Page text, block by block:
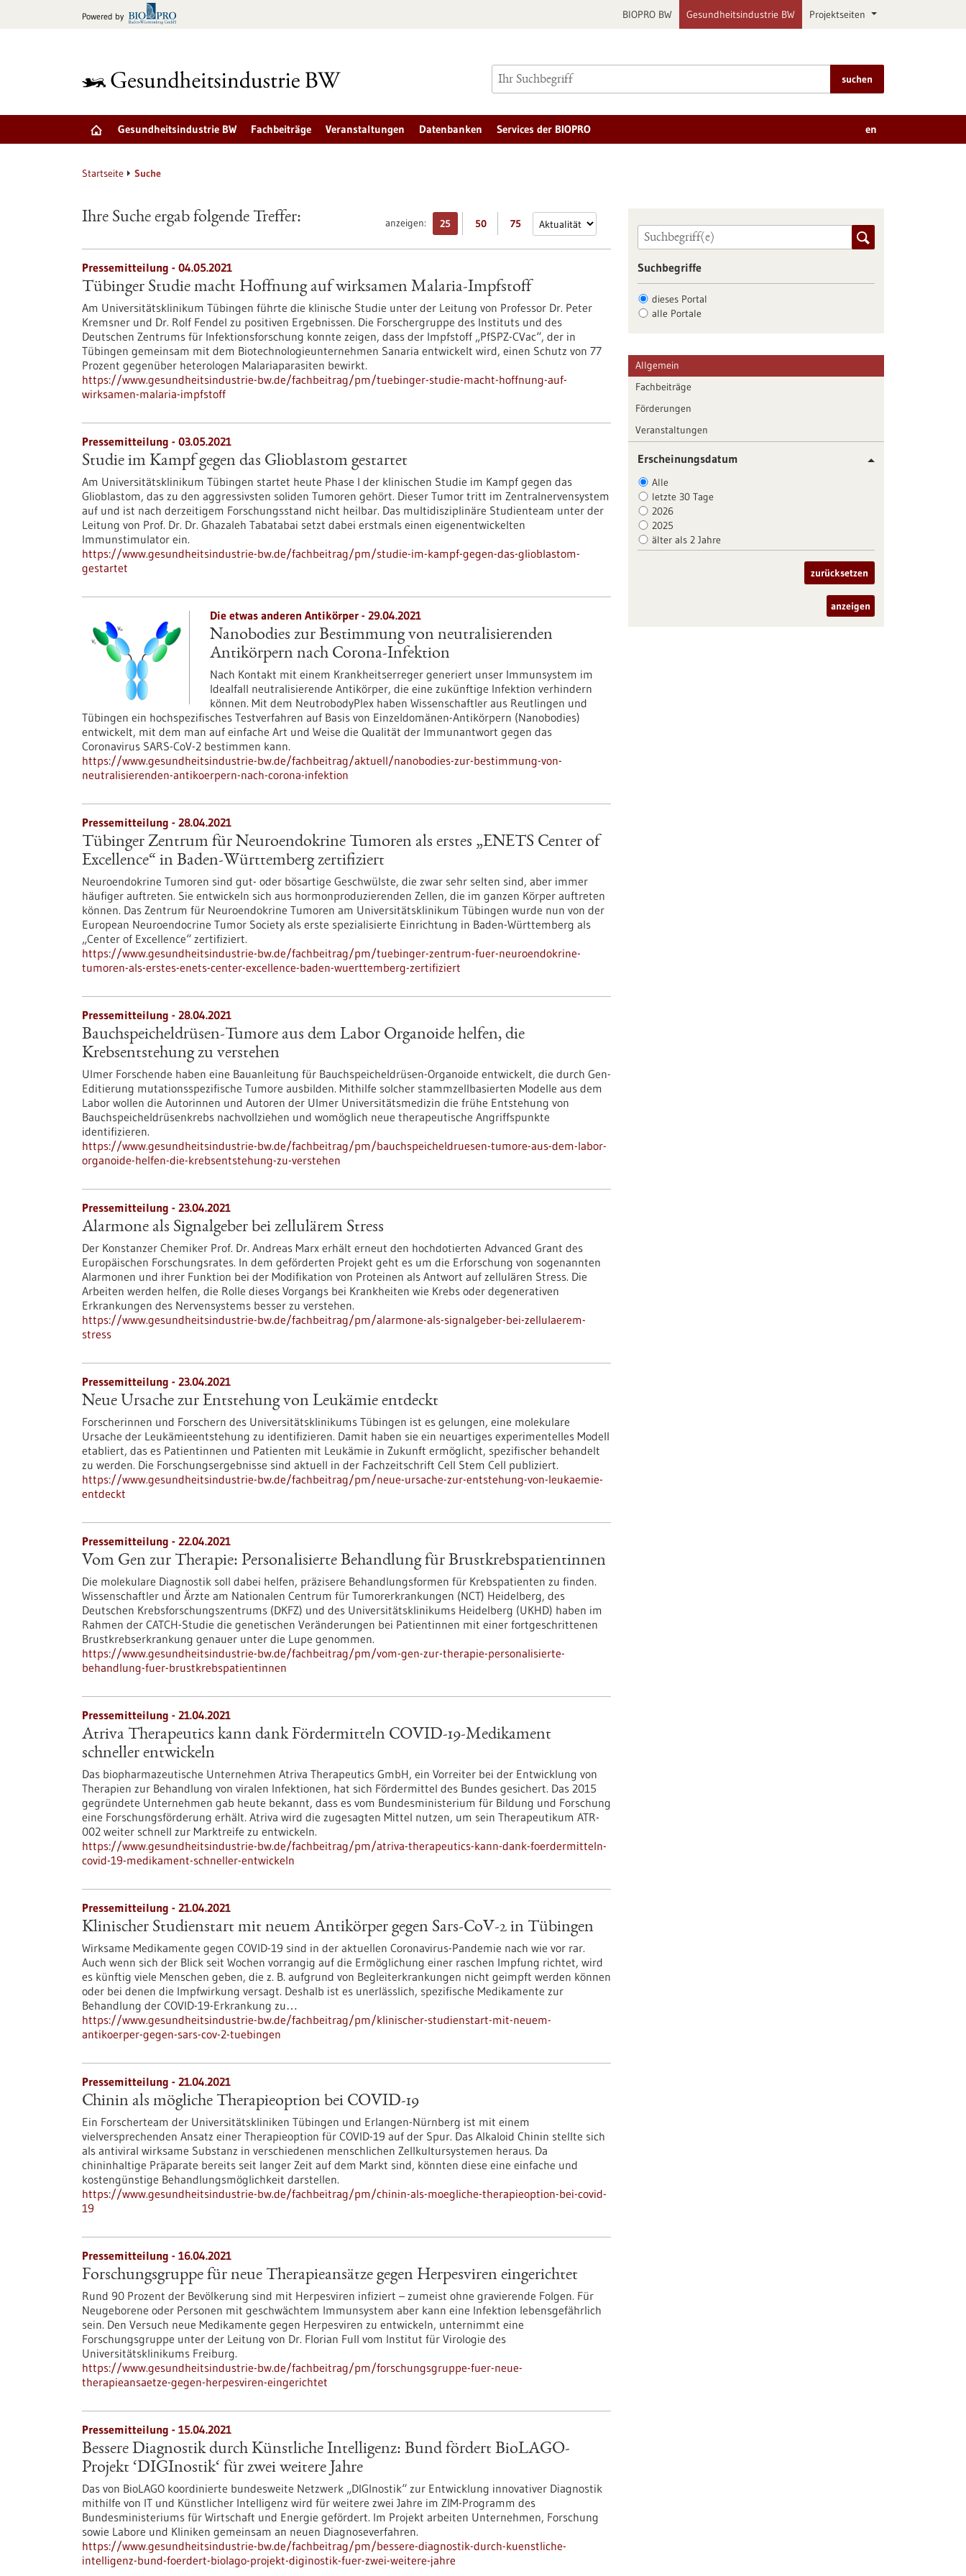
Powered by BIOPRO BW Gesundheitsindustrie BW Projektseiten
suchen
Gesundheitsindustrie BW Fachbeiträge Veranstaltungen Datenbanken Services der BIOPRO en
Startseite Suche
anzeigen: 25 50 75
Ihre Suche ergab folgende Treffer:
Pressemitteilung - 04.05.2021
Tübinger Studie macht Hoffnung auf wirksamen Malaria-Impfstoff
Am Universitätsklinikum Tübingen führte die klinische Studie unter der Leitung von Professor Dr. Peter
Kremsner und Dr. Rolf Fendel zu positiven Ergebnissen. Die Forschergruppe des Instituts und des
Deutschen Zentrums für Infektionsforschung konnte zeigen, dass der Impfstoff „PfSPZ-CVac“, der in
Tübingen gemeinsam mit dem Biotechnologieunternehmen Sanaria entwickelt wird, einen Schutz von 77
Prozent gegenüber heterologen Malariaparasiten bewirkt.
https://www.gesundheitsindustrie-bw.de/fachbeitrag/pm/tuebinger-studie-macht-hoffnung-auf-
wirksamen-malaria-impfstoff
Pressemitteilung - 03.05.2021
Studie im Kampf gegen das Glioblastom gestartet
Am Universitätsklinikum Tübingen startet heute Phase I der klinischen Studie im Kampf gegen das
Glioblastom, das zu den aggressivsten soliden Tumoren gehört. Dieser Tumor tritt im Zentralnervensystem
auf und ist nach derzeitigem Forschungsstand nicht heilbar. Das multidisziplinäre Studienteam unter der
Leitung von Prof. Dr. Dr. Ghazaleh Tabatabai setzt dabei erstmals einen eigenentwickelten
Immunstimulator ein.
https://www.gesundheitsindustrie-bw.de/fachbeitrag/pm/studie-im-kampf-gegen-das-glioblastom-
gestartet
Die etwas anderen Antikörper - 29.04.2021
Nanobodies zur Bestimmung von neutralisierenden
Antikörpern nach Corona-Infektion
Nach Kontakt mit einem Krankheitserreger generiert unser Immunsystem im
Idealfall neutralisierende Antikörper, die eine zukünftige Infektion verhindern
können. Mit dem NeutrobodyPlex haben Wissenschaftler aus Reutlingen und
Tübingen ein hochspezifisches Testverfahren auf Basis von Einzeldomänen-Antikörpern (Nanobodies)
entwickelt, mit dem man auf einfache Art und Weise die Qualität der Immunantwort gegen das
Coronavirus SARS-CoV-2 bestimmen kann.
https://www.gesundheitsindustrie-bw.de/fachbeitrag/aktuell/nanobodies-zur-bestimmung-von-
neutralisierenden-antikoerpern-nach-corona-infektion
Pressemitteilung - 28.04.2021
Tübinger Zentrum für Neuroendokrine Tumoren als erstes „ENETS Center of
Excellence“ in Baden-Württemberg zertifiziert
Neuroendokrine Tumoren sind gut- oder bösartige Geschwülste, die zwar sehr selten sind, aber immer
häufiger auftreten. Sie entwickeln sich aus hormonproduzierenden Zellen, die im ganzen Körper auftreten
können. Das Zentrum für Neuroendokrine Tumoren am Universitätsklinikum Tübingen wurde nun von der
European Neuroendocrine Tumor Society als erste spezialisierte Einrichtung in Baden-Württemberg als
„Center of Excellence“ zertifiziert.
https://www.gesundheitsindustrie-bw.de/fachbeitrag/pm/tuebinger-zentrum-fuer-neuroendokrine-
tumoren-als-erstes-enets-center-excellence-baden-wuerttemberg-zertifiziert
Pressemitteilung - 28.04.2021
Bauchspeicheldrüsen-Tumore aus dem Labor Organoide helfen, die
Krebsentstehung zu verstehen
Ulmer Forschende haben eine Bauanleitung für Bauchspeicheldrüsen-Organoide entwickelt, die durch Gen-
Editierung mutationsspezifische Tumore ausbilden. Mithilfe solcher stammzellbasierten Modelle aus dem
Labor wollen die Autorinnen und Autoren der Ulmer Universitätsmedizin die frühe Entstehung von
Bauchspeicheldrüsenkrebs nachvollziehen und womöglich neue therapeutische Angriffspunkte
identifizieren.
https://www.gesundheitsindustrie-bw.de/fachbeitrag/pm/bauchspeicheldruesen-tumore-aus-dem-labor-
organoide-helfen-die-krebsentstehung-zu-verstehen
Pressemitteilung - 23.04.2021
Alarmone als Signalgeber bei zellulärem Stress
Der Konstanzer Chemiker Prof. Dr. Andreas Marx erhält erneut den hochdotierten Advanced Grant des
Europäischen Forschungsrates. In dem geförderten Projekt geht es um die Erforschung von sogenannten
Alarmonen und ihrer Funktion bei der Modifikation von Proteinen als Antwort auf zellulären Stress. Die
Arbeiten werden helfen, die Rolle dieses Vorgangs bei Krankheiten wie Krebs oder degenerativen
Erkrankungen des Nervensystems besser zu verstehen.
https://www.gesundheitsindustrie-bw.de/fachbeitrag/pm/alarmone-als-signalgeber-bei-zellulaerem-
stress
Pressemitteilung - 23.04.2021
Neue Ursache zur Entstehung von Leukämie entdeckt
Forscherinnen und Forschern des Universitätsklinikums Tübingen ist es gelungen, eine molekulare
Ursache der Leukämieentstehung zu identifizieren. Damit haben sie ein neuartiges experimentelles Modell
etabliert, das es Patientinnen und Patienten mit Leukämie in Zukunft ermöglicht, spezifischer behandelt
zu werden. Die Forschungsergebnisse sind aktuell in der Fachzeitschrift Cell Stem Cell publiziert.
https://www.gesundheitsindustrie-bw.de/fachbeitrag/pm/neue-ursache-zur-entstehung-von-leukaemie-
entdeckt
Pressemitteilung - 22.04.2021
Vom Gen zur Therapie: Personalisierte Behandlung für Brustkrebspatientinnen
Die molekulare Diagnostik soll dabei helfen, präzisere Behandlungsformen für Krebspatienten zu finden.
Wissenschaftler und Ärzte am Nationalen Centrum für Tumorerkrankungen (NCT) Heidelberg, des
Deutschen Krebsforschungszentrums (DKFZ) und des Universitätsklinikums Heidelberg (UKHD) haben im
Rahmen der CATCH-Studie die genetischen Veränderungen bei Patientinnen mit einer fortgeschrittenen
Brustkrebserkrankung genauer unter die Lupe genommen.
https://www.gesundheitsindustrie-bw.de/fachbeitrag/pm/vom-gen-zur-therapie-personalisierte-
behandlung-fuer-brustkrebspatientinnen
Pressemitteilung - 21.04.2021
Atriva Therapeutics kann dank Fördermitteln COVID-19-Medikament
schneller entwickeln
Das biopharmazeutische Unternehmen Atriva Therapeutics GmbH, ein Vorreiter bei der Entwicklung von
Therapien zur Behandlung von viralen Infektionen, hat sich Fördermittel des Bundes gesichert. Das 2015
gegründete Unternehmen gab heute bekannt, dass es vom Bundesministerium für Bildung und Forschung
eine Forschungsförderung erhält. Atriva wird die zugesagten Mittel nutzen, um sein Therapeutikum ATR-
002 weiter schnell zur Marktreife zu entwickeln.
https://www.gesundheitsindustrie-bw.de/fachbeitrag/pm/atriva-therapeutics-kann-dank-foerdermitteln-
covid-19-medikament-schneller-entwickeln
Pressemitteilung - 21.04.2021
Klinischer Studienstart mit neuem Antikörper gegen Sars-CoV-2 in Tübingen
Wirksame Medikamente gegen COVID-19 sind in der aktuellen Coronavirus-Pandemie nach wie vor rar.
Auch wenn sich der Blick seit Wochen vorrangig auf die Ermöglichung einer raschen Impfung richtet, wird
es künftig viele Menschen geben, die z. B. aufgrund von Begleiterkrankungen nicht geimpft werden können
oder bei denen die Impfwirkung versagt. Deshalb ist es unerlässlich, spezifische Medikamente zur
Behandlung der COVID-19-Erkrankung zu…
https://www.gesundheitsindustrie-bw.de/fachbeitrag/pm/klinischer-studienstart-mit-neuem-
antikoerper-gegen-sars-cov-2-tuebingen
Pressemitteilung - 21.04.2021
Chinin als mögliche Therapieoption bei COVID-19
Ein Forscherteam der Universitätskliniken Tübingen und Erlangen-Nürnberg ist mit einem
vielversprechenden Ansatz einer Therapieoption für COVID-19 auf der Spur. Das Alkaloid Chinin stellte sich
als antiviral wirksame Substanz in verschiedenen menschlichen Zellkultursystemen heraus. Da
chininhaltige Präparate bereits seit langer Zeit auf dem Markt sind, könnten diese eine einfache und
kostengünstige Behandlungsmöglichkeit darstellen.
https://www.gesundheitsindustrie-bw.de/fachbeitrag/pm/chinin-als-moegliche-therapieoption-bei-covid-
19
Pressemitteilung - 16.04.2021
Forschungsgruppe für neue Therapieansätze gegen Herpesviren eingerichtet
Rund 90 Prozent der Bevölkerung sind mit Herpesviren infiziert – zumeist ohne gravierende Folgen. Für
Neugeborene oder Personen mit geschwächtem Immunsystem aber kann eine Infektion lebensgefährlich
sein. Den Versuch neue Medikamente gegen Herpesviren zu entwickeln, unternimmt eine
Forschungsgruppe unter der Leitung von Dr. Florian Full vom Institut für Virologie des
Universitätsklinikums Freiburg.
https://www.gesundheitsindustrie-bw.de/fachbeitrag/pm/forschungsgruppe-fuer-neue-
therapieansaetze-gegen-herpesviren-eingerichtet
Pressemitteilung - 15.04.2021
Bessere Diagnostik durch Künstliche Intelligenz: Bund fördert BioLAGO-
Projekt ‘DIGInostik‘ für zwei weitere Jahre
Das von BioLAGO koordinierte bundesweite Netzwerk „DIGInostik“ zur Entwicklung innovativer Diagnostik
mithilfe von IT und Künstlicher Intelligenz wird für weitere zwei Jahre im ZIM-Programm des
Bundesministeriums für Wirtschaft und Energie gefördert. Im Projekt arbeiten Unternehmen, Forschung
sowie Labore und Kliniken gemeinsam an neuen Diagnoseverfahren.
https://www.gesundheitsindustrie-bw.de/fachbeitrag/pm/bessere-diagnostik-durch-kuenstliche-
intelligenz-bund-foerdert-biolago-projekt-diginostik-fuer-zwei-weitere-jahre
Suchbegriffe
dieses Portal
alle Portale
Allgemein
Fachbeiträge
Förderungen
Veranstaltungen
Erscheinungsdatum
Alle
letzte 30 Tage
2026
2025
älter als 2 Jahre
zurücksetzen
anzeigen